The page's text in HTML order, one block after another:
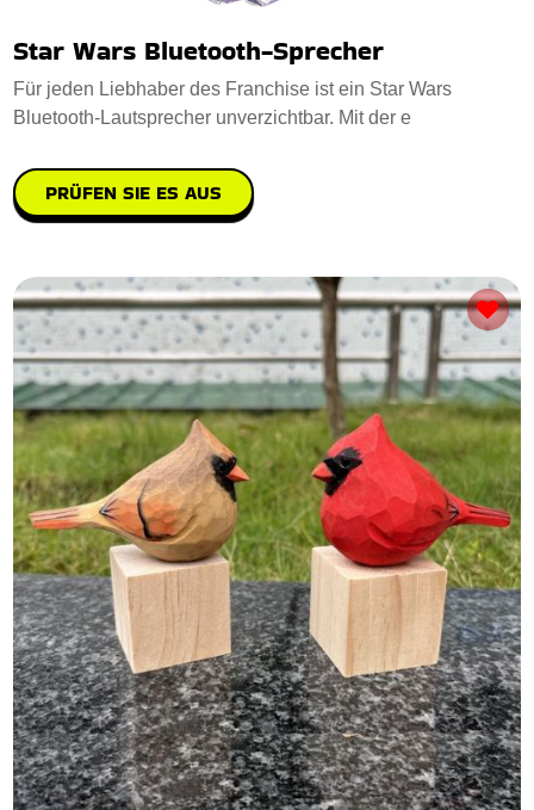
Star Wars Bluetooth-Sprecher
Für jeden Liebhaber des Franchise ist ein Star Wars
Bluetooth-Lautsprecher unverzichtbar. Mit der e
PRÜFEN SIE ES AUS